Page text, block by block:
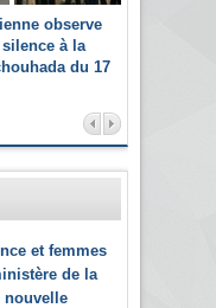
observe
à la
du 17
et femmes
de la
nouvelle